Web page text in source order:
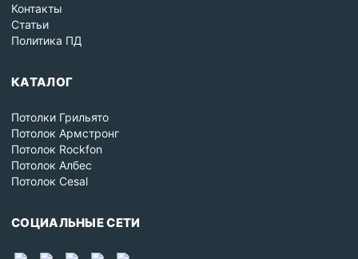
Контакты
Статьи
Политика ПД
КАТАЛОГ
Потолки Грильято
Потолок Армстронг
Потолок Rockfon
Потолок Албес
Потолок Cesal
СОЦИАЛЬНЫЕ СЕТИ